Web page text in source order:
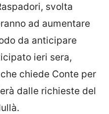
svolta
ad aumentare
da anticipare
ieri sera,
chiede Conte per
dalle richieste del